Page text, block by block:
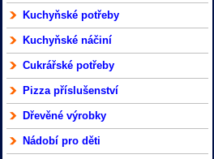
Kuchyňské potřeby
Kuchyňské náčiní
Cukrářské potřeby
Pizza příslušenství
Dřevěné výrobky
Nádobí pro děti